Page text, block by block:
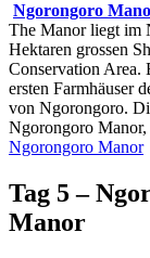
Ngorongoro
The Manor liegt im
Hektaren grossen
Conservation Area.
ersten Farmhäuser
von Ngorongoro.
Ngorongoro
Ngorongoro Manor
Tag 5 –
Manor